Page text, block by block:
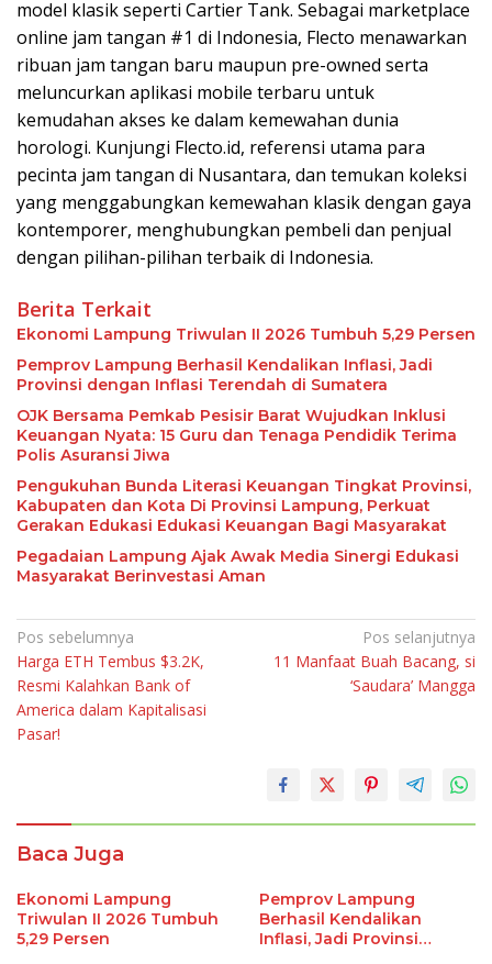
model klasik seperti Cartier Tank. Sebagai marketplace
online jam tangan #1 di Indonesia, Flecto menawarkan
ribuan jam tangan baru maupun pre-owned serta
meluncurkan aplikasi mobile terbaru untuk
kemudahan akses ke dalam kemewahan dunia
horologi. Kunjungi Flecto.id, referensi utama para
pecinta jam tangan di Nusantara, dan temukan koleksi
yang menggabungkan kemewahan klasik dengan gaya
kontemporer, menghubungkan pembeli dan penjual
dengan pilihan-pilihan terbaik di Indonesia.
Berita Terkait
Ekonomi Lampung Triwulan II 2026 Tumbuh 5,29 Persen
Pemprov Lampung Berhasil Kendalikan Inflasi, Jadi
Provinsi dengan Inflasi Terendah di Sumatera
OJK Bersama Pemkab Pesisir Barat Wujudkan Inklusi
Keuangan Nyata: 15 Guru dan Tenaga Pendidik Terima
Polis Asuransi Jiwa
Pengukuhan Bunda Literasi Keuangan Tingkat Provinsi,
Kabupaten dan Kota Di Provinsi Lampung, Perkuat
Gerakan Edukasi Edukasi Keuangan Bagi Masyarakat
Pegadaian Lampung Ajak Awak Media Sinergi Edukasi
Masyarakat Berinvestasi Aman
Navigasi
pos
Pos sebelumnya
Harga ETH Tembus $3.2K,
Resmi Kalahkan Bank of
America dalam Kapitalisasi
Pasar!
Pos selanjutnya
11 Manfaat Buah Bacang, si
‘Saudara’ Mangga
Baca Juga
Ekonomi Lampung
Triwulan II 2026 Tumbuh
5,29 Persen
Pemprov Lampung
Berhasil Kendalikan
Inflasi, Jadi Provinsi